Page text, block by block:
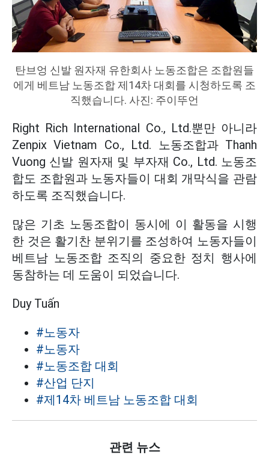
탄브엉 신발 원자재 유한회사 노동조합은 조합원들
에게 베트남 노동조합 제14차 대회를 시청하도록 조
직했습니다. 사진: 주이뚜언
Right Rich International Co., Ltd.뿐만 아니라
Zenpix Vietnam Co., Ltd. 노동조합과 Thanh
Vuong 신발 원자재 및 부자재 Co., Ltd. 노동조
합도 조합원과 노동자들이 대회 개막식을 관람
하도록 조직했습니다.
많은 기초 노동조합이 동시에 이 활동을 시행
한 것은 활기찬 분위기를 조성하여 노동자들이
베트남 노동조합 조직의 중요한 정치 행사에
동참하는 데 도움이 되었습니다.
Duy Tuấn
#노동자
#노동자
#노동조합 대회
#산업 단지
#제14차 베트남 노동조합 대회
관련 뉴스